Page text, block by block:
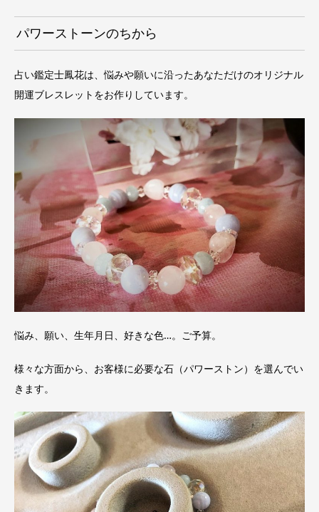
パワーストーンのちから
占い鑑定士鳳花は、悩みや願いに沿ったあなただけのオリジナル
開運ブレスレットをお作りしています。
悩み、願い、生年月日、好きな色…。ご予算。
様々な方面から、お客様に必要な石（パワーストン）を選んでい
きます。